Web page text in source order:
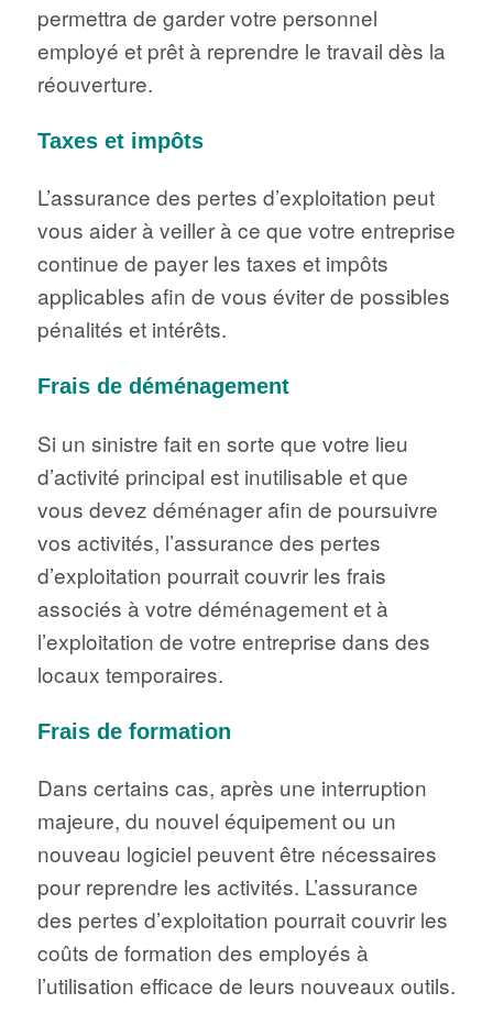
permettra de garder votre personnel
employé et prêt à reprendre le travail dès la
réouverture.
Taxes et impôts
L’assurance des pertes d’exploitation peut
vous aider à veiller à ce que votre entreprise
continue de payer les taxes et impôts
applicables afin de vous éviter de possibles
pénalités et intérêts.
Frais de déménagement
Si un sinistre fait en sorte que votre lieu
d’activité principal est inutilisable et que
vous devez déménager afin de poursuivre
vos activités, l’assurance des pertes
d’exploitation pourrait couvrir les frais
associés à votre déménagement et à
l’exploitation de votre entreprise dans des
locaux temporaires.
Frais de formation
Dans certains cas, après une interruption
majeure, du nouvel équipement ou un
nouveau logiciel peuvent être nécessaires
pour reprendre les activités. L’assurance
des pertes d’exploitation pourrait couvrir les
coûts de formation des employés à
l’utilisation efficace de leurs nouveaux outils.